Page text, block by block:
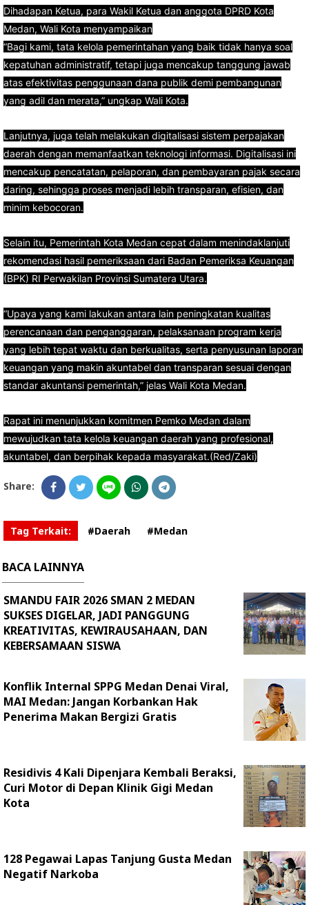
Dihadapan Ketua, para Wakil Ketua dan anggota DPRD Kota
Medan, Wali Kota menyampaikan
“Bagi kami, tata kelola pemerintahan yang baik tidak hanya soal
kepatuhan administratif, tetapi juga mencakup tanggung jawab
atas efektivitas penggunaan dana publik demi pembangunan
yang adil dan merata,” ungkap Wali Kota.
Lanjutnya, juga telah melakukan digitalisasi sistem perpajakan
daerah dengan memanfaatkan teknologi informasi. Digitalisasi ini
mencakup pencatatan, pelaporan, dan pembayaran pajak secara
daring, sehingga proses menjadi lebih transparan, efisien, dan
minim kebocoran.
Selain itu, Pemerintah Kota Medan cepat dalam menindaklanjuti
rekomendasi hasil pemeriksaan dari Badan Pemeriksa Keuangan
(BPK) RI Perwakilan Provinsi Sumatera Utara.
“Upaya yang kami lakukan antara lain peningkatan kualitas
perencanaan dan penganggaran, pelaksanaan program kerja
yang lebih tepat waktu dan berkualitas, serta penyusunan laporan
keuangan yang makin akuntabel dan transparan sesuai dengan
standar akuntansi pemerintah,” jelas Wali Kota Medan.
Rapat ini menunjukkan komitmen Pemko Medan dalam
mewujudkan tata kelola keuangan daerah yang profesional,
akuntabel, dan berpihak kepada masyarakat.(Red/Zaki)
Share:
Tag Terkait: #Daerah #Medan
BACA LAINNYA
SMANDU FAIR 2026 SMAN 2 MEDAN
SUKSES DIGELAR, JADI PANGGUNG
KREATIVITAS, KEWIRAUSAHAAN, DAN
KEBERSAMAAN SISWA
Konflik Internal SPPG Medan Denai Viral,
MAI Medan: Jangan Korbankan Hak
Penerima Makan Bergizi Gratis
Residivis 4 Kali Dipenjara Kembali Beraksi,
Curi Motor di Depan Klinik Gigi Medan
Kota
128 Pegawai Lapas Tanjung Gusta Medan
Negatif Narkoba